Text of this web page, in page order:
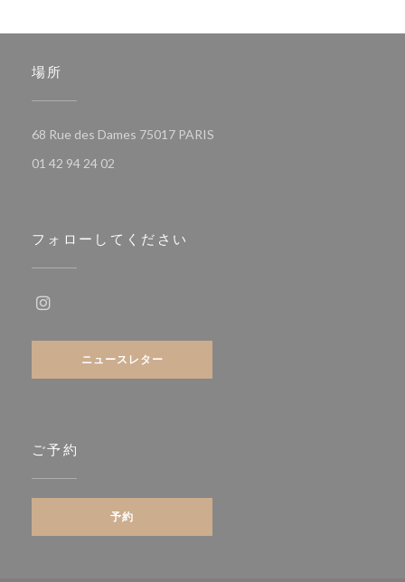
場所
68 Rue des Dames 75017 PARIS
01 42 94 24 02
フォローしてください
ニュースレター
ご予約
予約